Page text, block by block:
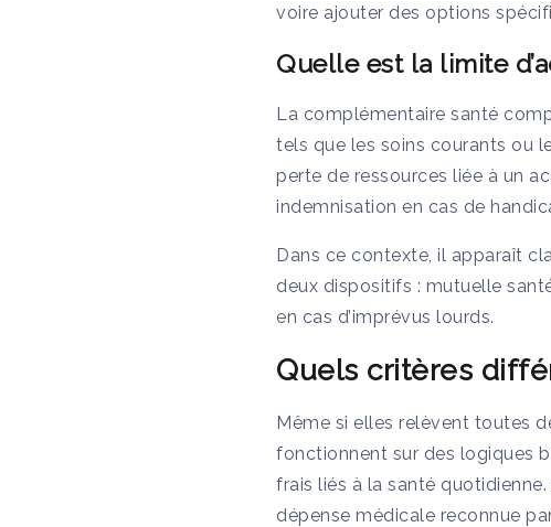
voire ajouter des options
Quelle est la limite
La complémentaire santé
tels que les soins courants ou
perte de ressources liée à un
indemnisation en cas de
Dans ce contexte, il apparaît
deux dispositifs : mutuelle
en cas d’imprévus lourds.
Quels critères
Même si elles relèvent toutes
fonctionnent sur des logiques
frais liés à la santé
dépense médicale reconnue